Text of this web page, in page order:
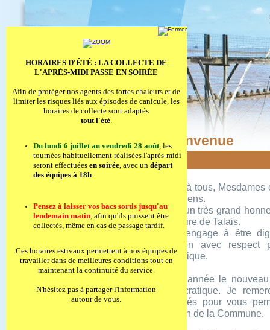
Bienvenue
Merci à tous,
Talaisiens.
C'est un très grand
de Maire de Talais.
Je m'engage à être
fonction avec
république.
Cette année le
démocratique. Je
engagés pour vous
gestion de la Commune.
Commune
Services
Tourisme
Mairie Virtuelle
Liens Utiles
Festivités
HORAIRES D'ÉTÉ : LA COLLECTE DE
L'APRÈS-MIDI PASSE EN SOIRÉE
Afin de protéger nos agents des fortes chaleurs et de
limiter les risques liés aux épisodes de canicule, les
horaires de collecte sont adaptés
tout l'été.
Du lundi 6 juillet au vendredi 28 août, les
tournées habituellement réalisées l'après-midi
seront effectuées en soirée, avec un départ
des équipes à 18h.
Pensez à laisser vos bacs sortis jusqu'au
lendemain matin, afin qu'ils puissent être
collectés, même en cas de passage tardif.
Ces horaires estivaux permettent à nos équipes de
travailler dans de meilleures conditions tout en
maintenant la continuité du service.
N'hésitez pas à partager l'information
autour de vous.